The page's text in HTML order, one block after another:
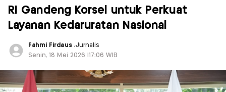
RI Gandeng Korsel untuk Perkuat
Layanan Kedaruratan Nasional
Fahmi Firdaus ,Jurnalis
Senin, 18 Mei 2026 |17:06 WIB